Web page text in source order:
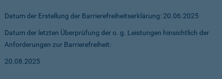
Datum der Erstellung der Barrierefreiheitserklärung: 20.06.2025
Datum der letzten Überprüfung der o. g. Leistungen hinsichtlich der
Anforderungen zur Barrierefreiheit:
20.08.2025